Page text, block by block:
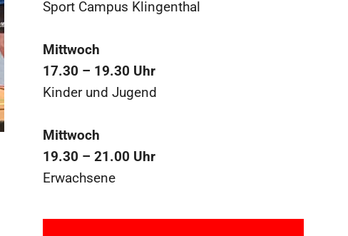
Sport Campus Klingenthal
Mittwoch
17.30 – 19.30 Uhr
Kinder und Jugend
Mittwoch
19.30 – 21.00 Uhr
Erwachsene